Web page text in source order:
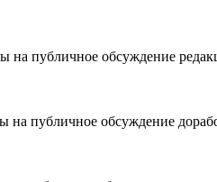
публичное обсуждение
публичное обсуждение